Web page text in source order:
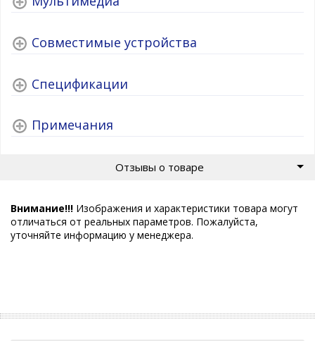
Совместимые устройства
Спецификации
Примечания
Отзывы о товаре
Внимание!!! Изображения и характеристики товара могут
отличаться от реальных параметров. Пожалуйста,
уточняйте информацию у менеджера.